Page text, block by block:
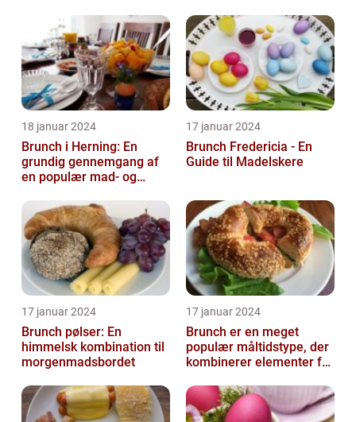
18 januar 2024
Brunch i Herning: En
grundig gennemgang af
en populær mad- og
17 januar 2024
Brunch Fredericia - En
Guide til Madelskere
17 januar 2024
Brunch pølser: En
himmelsk kombination til
morgenmadsbordet
17 januar 2024
Brunch er en meget
populær måltidstype, der
kombinerer elementer fra